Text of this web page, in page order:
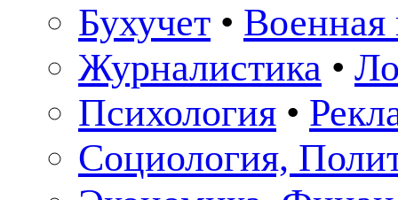
Бухучет • Военная
Журналистика •
Психология •
Социология,